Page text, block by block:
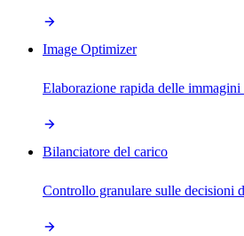
Image Optimizer
Elaborazione rapida delle immagini
Bilanciatore del carico
Controllo granulare sulle decisioni